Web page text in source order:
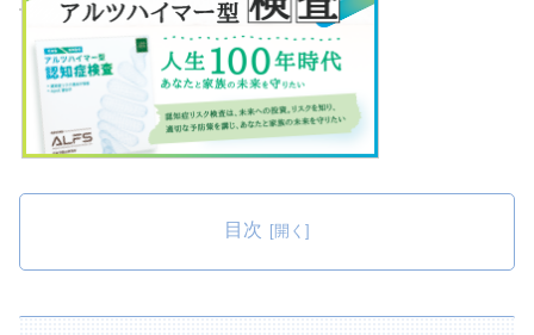
目次